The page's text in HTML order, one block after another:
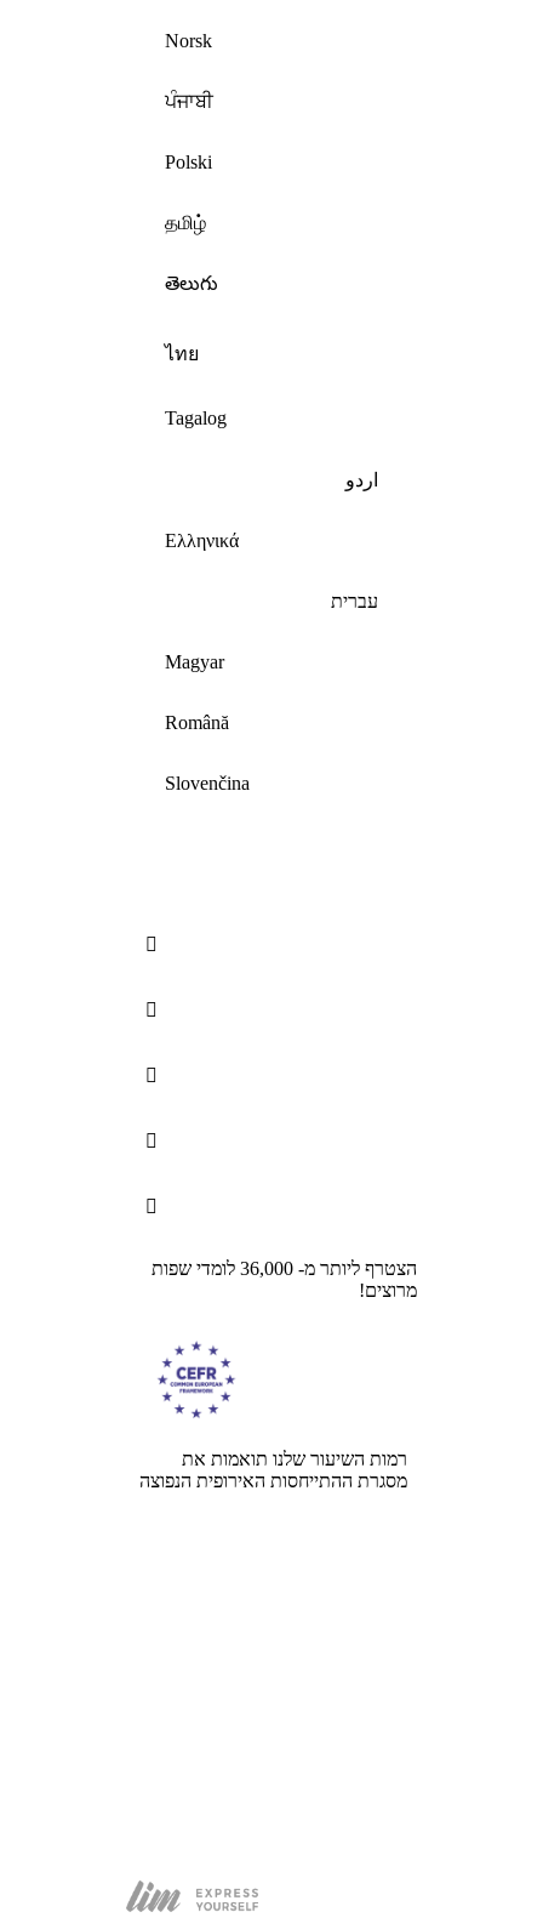
Norsk
ਪੰਜਾਬੀ
Polski
தமிழ்
తెలుగు
ไทย
Tagalog
اردو
Ελληνικά
עברית
Magyar
Română
Slovenčina





הצטרף ליותר מ- 36,000 לומדי שפות
מרוצים!
רמות השיעור שלנו תואמות את
מסגרת ההתייחסות האירופית הנפוצה